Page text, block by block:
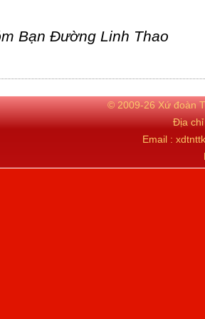
Bạn Đường Linh Thao
© 2009-26 Xứ đoàn
Địa
Email :